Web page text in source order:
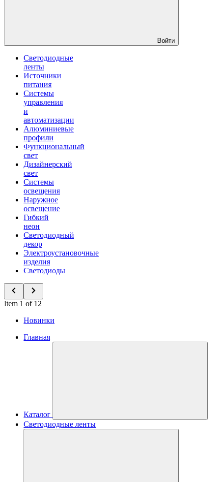
Войти
Светодиодные
ленты
Источники
питания
Системы
управления
и
автоматизации
Алюминиевые
профили
Функциональный
свет
Дизайнерский
свет
Системы
освещения
Наружное
освещение
Гибкий
неон
Светодиодный
декор
Электроустановочные
изделия
Светодиоды
Item 1 of 12
Новинки
Главная
Каталог
Светодиодные ленты